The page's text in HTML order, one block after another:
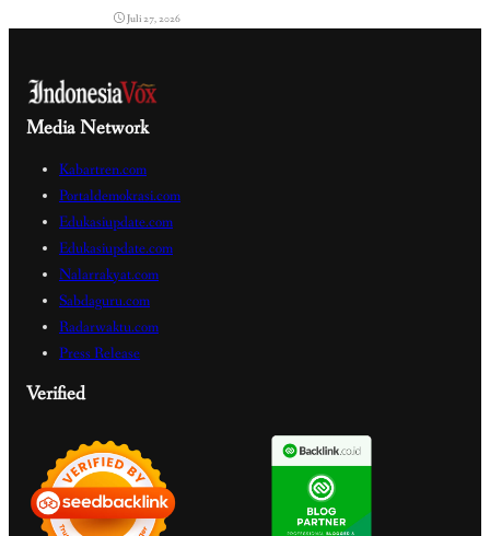
Juli 27, 2026
Media Network
Kabartren.com
Portaldemokrasi.com
Edukasiupdate.com
Edukasiupdate.com
Nalarrakyat.com
Sabdaguru.com
Radarwaktu.com
Press Release
Verified